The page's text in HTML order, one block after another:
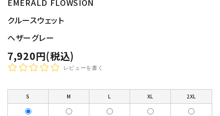
クルースウェット
ヘザーグレー
7,920円(税込)
レビューを書く
S M L XL 2XL